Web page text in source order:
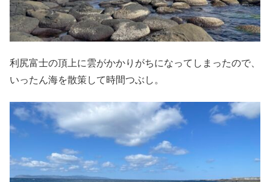
利尻富士の頂上に雲がかかりがちになってしまったので、
いったん海を散策して時間つぶし。